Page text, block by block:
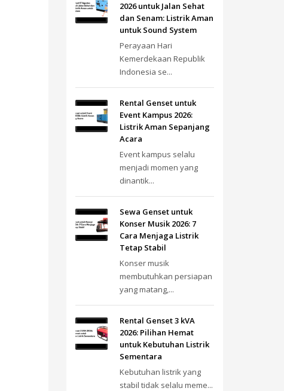
2026 untuk Jalan Sehat
dan Senam: Listrik Aman
untuk Sound System
Perayaan Hari
Kemerdekaan Republik
Indonesia se...
Rental Genset untuk
Event Kampus 2026:
Listrik Aman Sepanjang
Acara
Event kampus selalu
menjadi momen yang
dinantik...
Sewa Genset untuk
Konser Musik 2026: 7
Cara Menjaga Listrik
Tetap Stabil
Konser musik
membutuhkan persiapan
yang matang,...
Rental Genset 3 kVA
2026: Pilihan Hemat
untuk Kebutuhan Listrik
Sementara
Kebutuhan listrik yang
stabil tidak selalu meme...